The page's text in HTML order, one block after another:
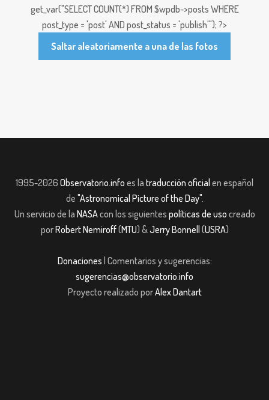
get_var("SELECT COUNT(*) FROM $wpdb->posts WHERE
post_type = 'post' AND post_status = 'publish'"); ?>
Saltar aleatoriamente a una de las fotos
1995-2026 Observatorio.info es la traducción oficial en español
de "Astronomical Picture of the Day".
Un servicio de la NASAcon los siguientes políticas de uso creado
porRobert Nemiroff(MTU) &Jerry Bonnell (USRA)
Donaciones | Comentarios y sugerencias:
sugerencias@observatorio.info
Proyecto realizado porAlex Dantart